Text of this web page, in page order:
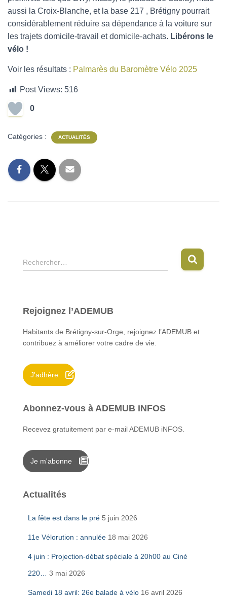
aussi la Croix-Blanche, et la base 217 , Brétigny pourrait
considérablement réduire sa dépendance à la voiture sur
les trajets domicile-travail et domicile-achats. Libérons le
vélo !
Voir les résultats : Palmarès du Baromètre Vélo 2025
Post Views: 516
0
Catégories : ACTUALITÉS
R
e
r
h
e
:
Rechercher…
Rejoignez l’ADEMUB
Habitants de Brétigny-sur-Orge, rejoignez l’ADEMUB et
contribuez à améliorer votre cadre de vie.
J'adhère
Abonnez-vous à ADEMUB iNFOS
Recevez gratuitement par e-mail ADEMUB iNFOS.
Je m'abonne
Actualités
La fête est dans le pré 5 juin 2026
11e Vélorution : annulée 18 mai 2026
4 juin : Projection-débat spéciale à 20h00 au Ciné
220… 3 mai 2026
Samedi 18 avril: 26e balade à vélo 16 avril 2026